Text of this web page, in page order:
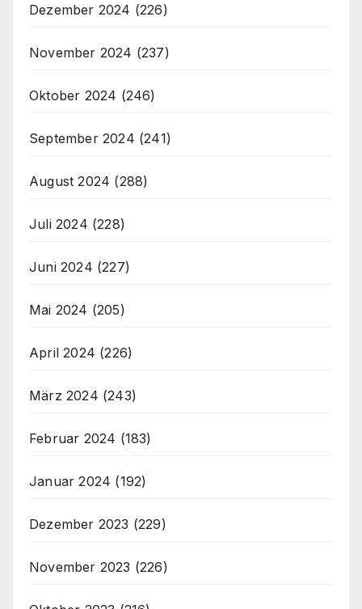
Dezember 2024 (226)
November 2024 (237)
Oktober 2024 (246)
September 2024 (241)
August 2024 (288)
Juli 2024 (228)
Juni 2024 (227)
Mai 2024 (205)
April 2024 (226)
März 2024 (243)
Februar 2024 (183)
Januar 2024 (192)
Dezember 2023 (229)
November 2023 (226)